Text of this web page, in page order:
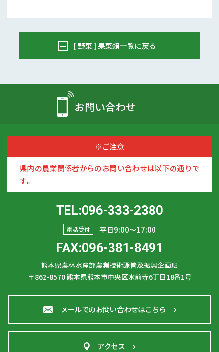
[ 野菜 ] 果菜類一覧に戻る
お問い合わせ
※ご注意
県内の農業関係者からのお問い合わせは以下の通りで
す。
TEL:096-333-2380
電話受付 平日9:00〜17:00
FAX:096-381-8491
熊本県農林水産部農業技術課普及振興企画班
〒862-8570熊本県熊本市中央区水前寺6丁目18番1号
メールでのお問い合わせはこちら
アクセス